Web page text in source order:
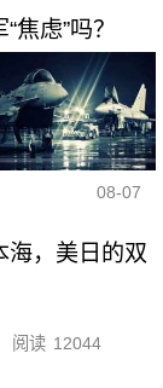
焦虑”吗？
08-07
海，美日的双
阅读 12044